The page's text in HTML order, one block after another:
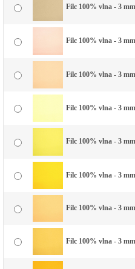
Filc 100% vlna - 3
Filc 100% vlna - 3
Filc 100% vlna - 3
Filc 100% vlna - 3
Filc 100% vlna - 3
Filc 100% vlna - 3
Filc 100% vlna - 3
Filc 100% vlna - 3